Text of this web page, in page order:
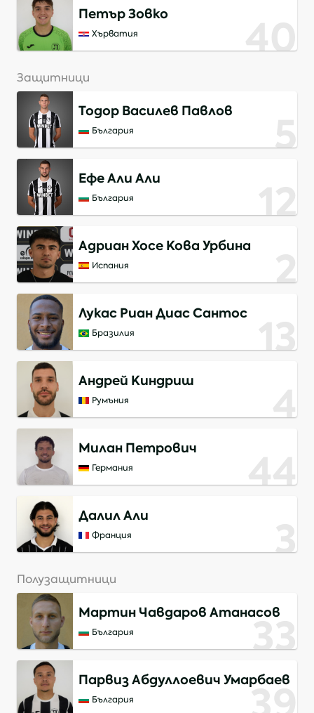
Полузащитници
Мартин Чавдаров Атанасов
България 33
Парвиз Абдуллоевич Умарбаев
България
Защитници
Тодор Василев Павлов
България 5
Ефе Али Али
България 12
Адриан Хосе Кова Урбина
Испания 2
Лукас Риан Диас Сантос
Бразилия 13
Андрей Киндриш
Румъния 4
Милан Петрович
Германия 44
Далил Али
Франция 3
Петър Зовко
Хърватия 40